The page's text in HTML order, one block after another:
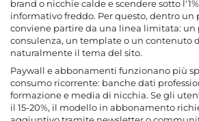
brand o nicchie calde e scendere sotto
informativo freddo. Per questo, dentro un
conviene partire da una linea limitata: un
consulenza, un template o un contenuto
naturalmente il tema del sito.
Paywall e abbonamenti funzionano più
consumo ricorrente: banche dati
formazione e media di nicchia. Se gli
il 15-20%, il modello in abbonamento